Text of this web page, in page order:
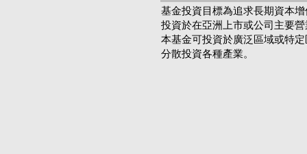
基金投資目標為追求長期資本
投資於在亞洲上市或公司主要
本基金可投資於廣泛區域或特
分散投資各種產業。